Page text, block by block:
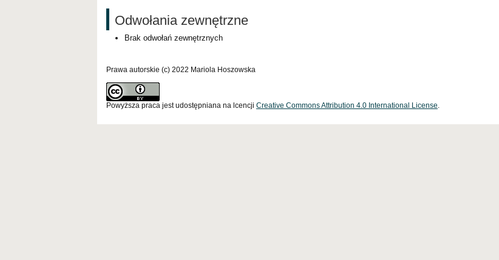
Odwołania zewnętrzne
Brak odwołań zewnętrznych
Prawa autorskie (c) 2022 Mariola Hoszowska
Powyższa praca jest udostępniana na lcencji Creative Commons Attribution 4.0 International License.